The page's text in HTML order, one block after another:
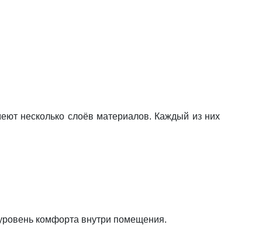
несколько слоёв материалов. Каждый из них
комфорта внутри помещения.